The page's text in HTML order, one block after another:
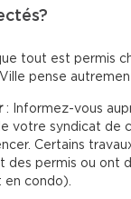
tout est permis
pense
: Informez-vous
votre syndicat de
Certains
des permis ou ont
en condo).